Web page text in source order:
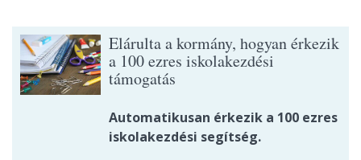
Elárulta a kormány, hogyan érkezik
a 100 ezres iskolakezdési
támogatás
Automatikusan érkezik a 100 ezres
iskolakezdési segítség.